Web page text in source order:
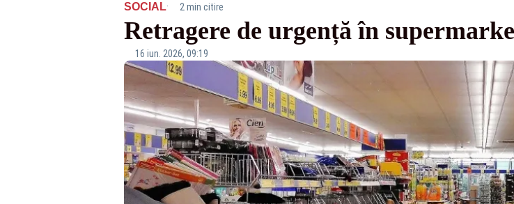
SOCIAL· 2 min citire
Retragere de urgență în
16 iun. 2026, 09:19